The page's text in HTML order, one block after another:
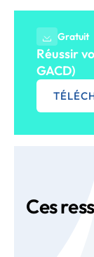
Gratuit
Réussir
GACD)
Ces